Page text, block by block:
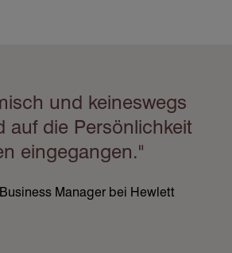
und keineswegs
auf die Persönlichkeit
eingegangen."
Manager bei Hewlett